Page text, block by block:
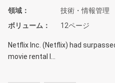
領域
技術・情報管理
ボリューム
12ページ
Netflix Inc. (Netflix) had
movie rental l…